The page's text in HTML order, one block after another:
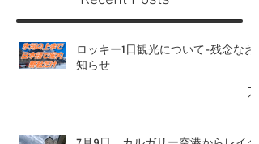
ロッキー1日観光について-残念なお
知らせ